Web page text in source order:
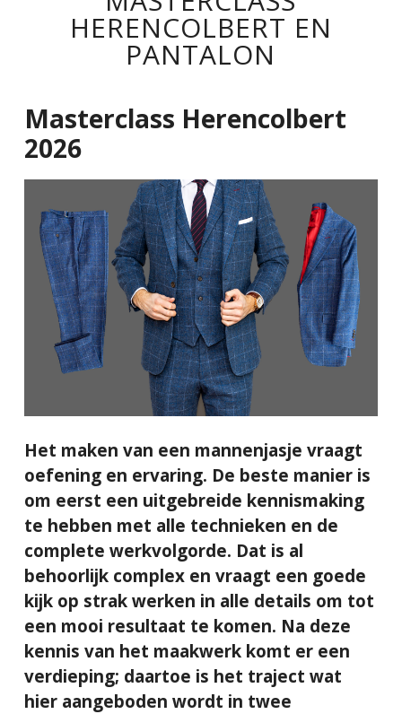
HERENCOLBERT EN
PANTALON
Masterclass Herencolbert
2026
Het maken van een mannenjasje vraagt
oefening en ervaring. De beste manier is
om eerst een uitgebreide kennismaking
te hebben met alle technieken en de
complete werkvolgorde. Dat is al
behoorlijk complex en vraagt een goede
kijk op strak werken in alle details om tot
een mooi resultaat te komen. Na deze
kennis van het maakwerk komt er een
verdieping; daartoe is het traject wat
hier aangeboden wordt in twee